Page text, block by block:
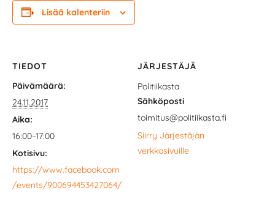
Lisää kalenteriin
TIEDOT
Päivämäärä:
24.11.2017
Aika:
16:00–17:00
Kotisivu:
https://www.facebook.com
/events/900694453427064/
JÄRJESTÄJÄ
Politiikasta
Sähköposti
toimitus@politiikasta.fi
Siirry Järjestäjän
verkkosivuille